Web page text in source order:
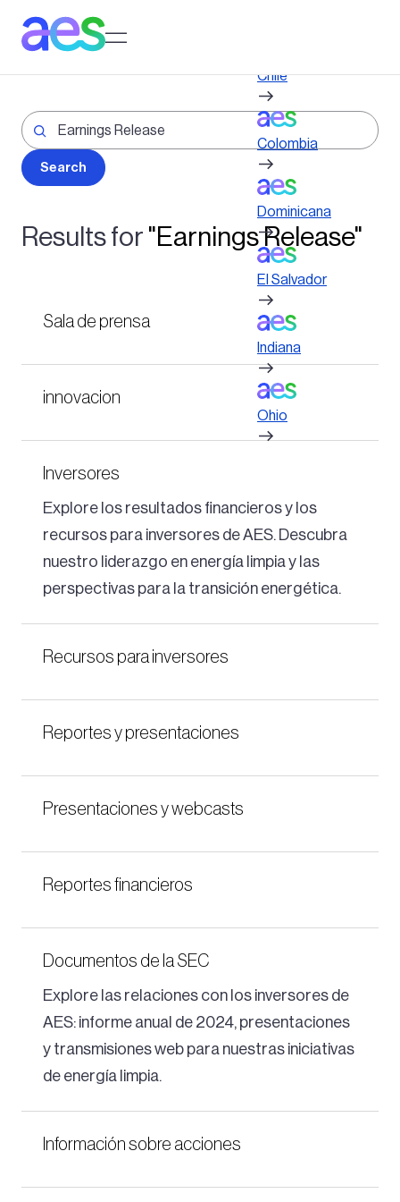
contenido
Results for "Earnings Release"
Sala de prensa
innovacion
Inversores
Explore los resultados financieros y los
recursos para inversores de AES. Descubra
nuestro liderazgo en energía limpia y las
perspectivas para la transición energética.
Recursos para inversores
Reportes y presentaciones
Presentaciones y webcasts
Reportes financieros
Documentos de la SEC
Explore las relaciones con los inversores de
AES: informe anual de 2024, presentaciones
y transmisiones web para nuestras iniciativas
de energía limpia.
Información sobre acciones
Chile
Colombia
Dominicana
El Salvador
Indiana
Ohio